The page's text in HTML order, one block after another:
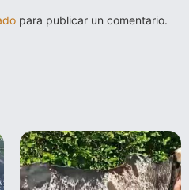
para publicar un comentario.